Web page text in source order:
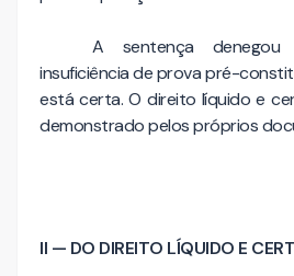
A sentença
insuficiência de prova pré-
está certa. O direito líquido e
demonstrado pelos próprios
II — DO DIREITO LÍQUIDO E